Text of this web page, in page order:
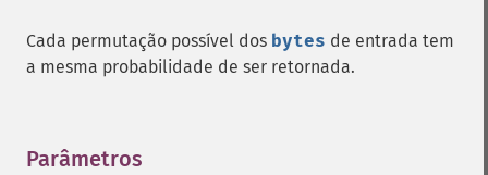
Cada permutação possível dos bytes de entrada tem
a mesma probabilidade de ser retornada.
Parâmetros